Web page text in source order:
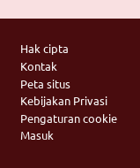
Hak cipta
Kontak
Peta situs
Kebijakan Privasi
Pengaturan cookie
Masuk